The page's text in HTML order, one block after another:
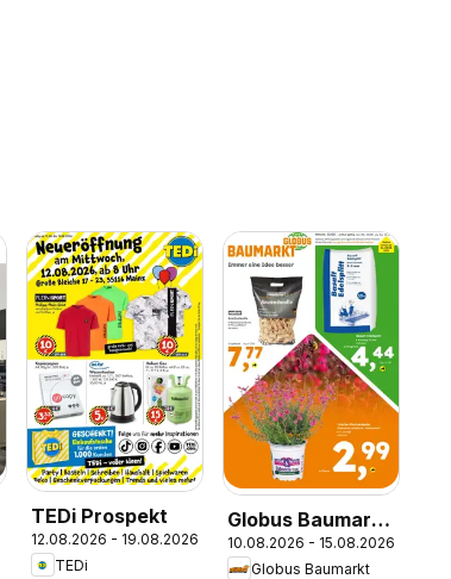
TEDi Prospekt
12.08.2026 - 19.08.2026
TEDi
Globus Baumarkt
Prospekt
10.08.2026 - 15.08.2026
Globus Baumarkt